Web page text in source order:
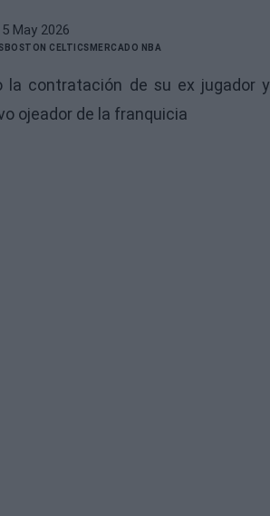
May 2026
BOSTON CELTICSMERCADO NBA
la contratación de su ex jugador y
ojeador de la franquicia